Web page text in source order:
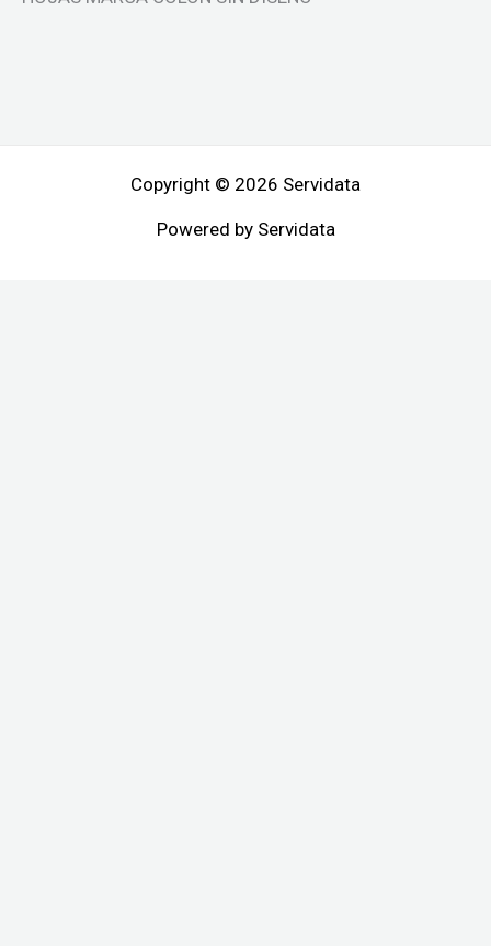
Copyright © 2026 Servidata
Powered by Servidata